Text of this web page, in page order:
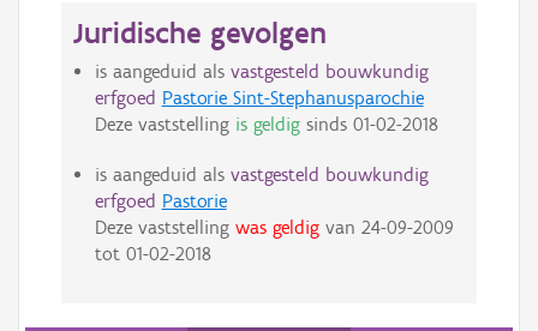
Juridische gevolgen
is aangeduid als vastgesteld bouwkundig
erfgoed Pastorie Sint-Stephanusparochie
Deze vaststelling is geldigsinds 01-02-2018
is aangeduid als vastgesteld bouwkundig
erfgoed Pastorie
Deze vaststelling was geldigvan 24-09-2009
tot 01-02-2018